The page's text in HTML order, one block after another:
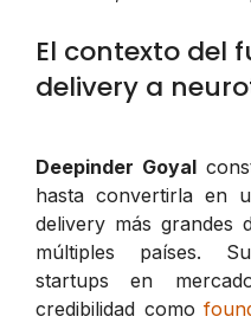
El contexto del
delivery a
Deepinder Goyal
hasta convertirla en
delivery más grandes
múltiples países.
startups en
credibilidad como